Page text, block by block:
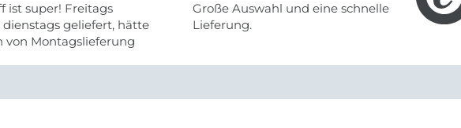
ist super! Freitags
dienstags geliefert, hätte
von Montagslieferung
Große Auswahl und eine schnelle
Lieferung.